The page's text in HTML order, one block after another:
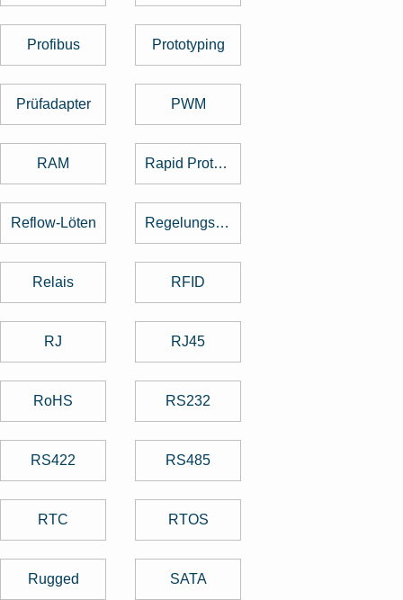
Profibus Prototyping
Prüfadapter PWM
RAM Rapid Prototyping
Reflow-Löten Regelungstechnik
Relais RFID
RJ RJ45
RoHS RS232
RS422 RS485
RTC RTOS
Rugged SATA